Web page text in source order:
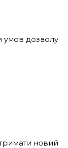
умов дозволу
новий